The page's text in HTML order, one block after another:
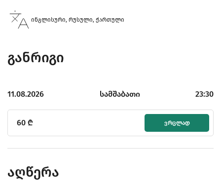
ინგლისური, რუსული, ქართული
განრიგი
11.08.2026 სამშაბათი 23:30
60 ₾ ᲕᲠᲪᲚᲐᲓ
აღწერა